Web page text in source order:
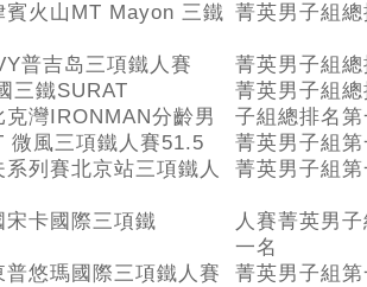
賓火山MT Mayon 三鐵 菁英男子組
普吉岛三項鐵人賽
菁英男子組
三鐵SURAT
菁英男子組
克灣IRONMAN分齡男
子組總排名
微風三項鐵人賽51.5
菁英男子組
系列賽北京站三項鐵人
菁英男子組
宋卡國際三項鐵
人賽菁英男
一名
普悠瑪國際三項鐵人賽
菁英男子組